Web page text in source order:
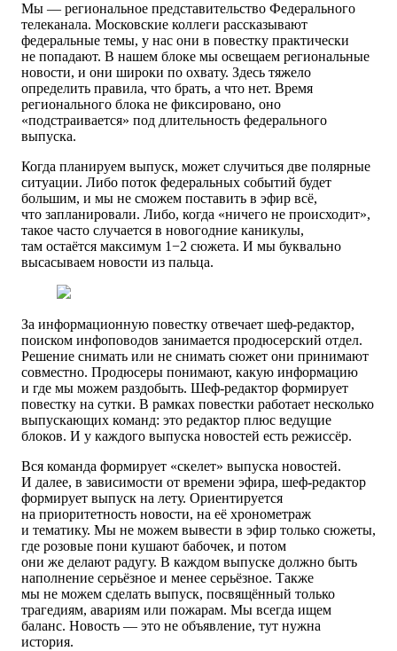
Мы — региональное представительство Федерального
телеканала. Московские коллеги рассказывают
федеральные темы, у нас они в повестку практически
не попадают. В нашем блоке мы освещаем региональные
новости, и они широки по охвату. Здесь тяжело
определить правила, что брать, а что нет. Время
регионального блока не фиксировано, оно
«подстраивается» под длительность федерального
выпуска.
Когда планируем выпуск, может случиться две полярные
ситуации. Либо поток федеральных событий будет
большим, и мы не сможем поставить в эфир всё,
что запланировали. Либо, когда «ничего не происходит»,
такое часто случается в новогодние каникулы,
там остаётся максимум 1−2 сюжета. И мы буквально
высасываем новости из пальца.
За информационную повестку отвечает шеф-редактор,
поиском инфоповодов занимается продюсерский отдел.
Решение снимать или не снимать сюжет они принимают
совместно. Продюсеры понимают, какую информацию
и где мы можем раздобыть. Шеф-редактор формирует
повестку на сутки. В рамках повестки работает несколько
выпускающих команд: это редактор плюс ведущие
блоков. И у каждого выпуска новостей есть режиссёр.
Вся команда формирует «скелет» выпуска новостей.
И далее, в зависимости от времени эфира, шеф-редактор
формирует выпуск на лету. Ориентируется
на приоритетность новости, на её хронометраж
и тематику. Мы не можем вывести в эфир только сюжеты,
где розовые пони кушают бабочек, и потом
они же делают радугу. В каждом выпуске должно быть
наполнение серьёзное и менее серьёзное. Также
мы не можем сделать выпуск, посвящённый только
трагедиям, авариям или пожарам. Мы всегда ищем
баланс. Новость — это не объявление, тут нужна
история.